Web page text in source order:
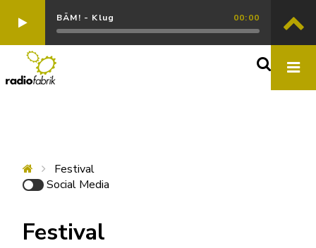
BÄM! - Klug 00:00
Festival
Social Media
Festival